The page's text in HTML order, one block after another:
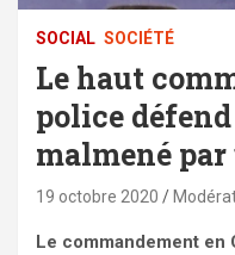
SOCIAL SOCIÉTÉ
Le haut
police
malmené
19 octobre 2020
Le commandement en